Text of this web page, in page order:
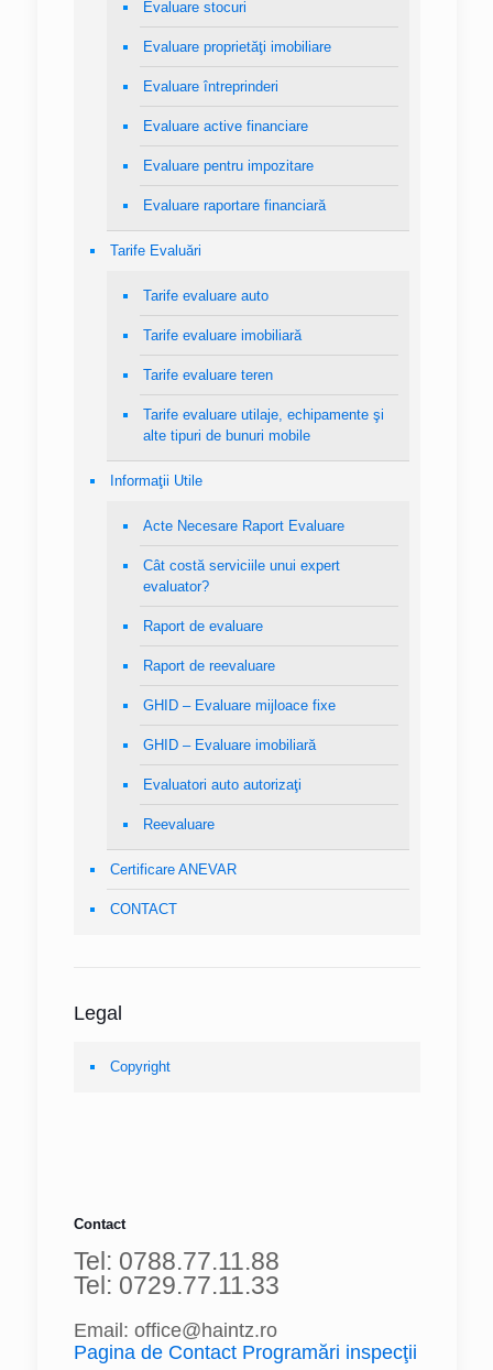
Evaluare stocuri
Evaluare proprietăţi imobiliare
Evaluare întreprinderi
Evaluare active financiare
Evaluare pentru impozitare
Evaluare raportare financiară
Tarife Evaluări
Tarife evaluare auto
Tarife evaluare imobiliară
Tarife evaluare teren
Tarife evaluare utilaje, echipamente şi
alte tipuri de bunuri mobile
Informaţii Utile
Acte Necesare Raport Evaluare
Cât costă serviciile unui expert
evaluator?
Raport de evaluare
Raport de reevaluare
GHID – Evaluare mijloace fixe
GHID – Evaluare imobiliară
Evaluatori auto autorizaţi
Reevaluare
Certificare ANEVAR
CONTACT
Legal
Copyright
Contact
Tel: 0788.77.11.88
Tel: 0729.77.11.33
Email: office@haintz.ro
Pagina de Contact Programări inspecţii